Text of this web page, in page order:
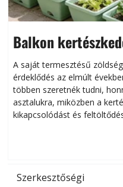
Balkon
Helytakarékos
A saját termesztésű
érdeklődés az elmúlt
többen szeretnék tudni,
asztalukra, miközben a
kikapcsolódást és
Szerkesztőségi